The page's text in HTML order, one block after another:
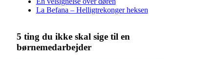
La Befana – Helligtrekonger heksen
5 ting du ikke skal sige til en
børnemedarbejder